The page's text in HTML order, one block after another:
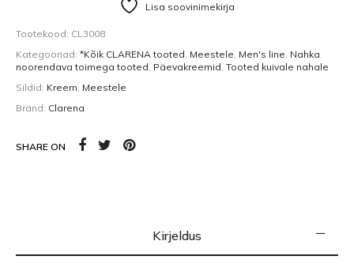
Lisa soovinimekirja
Tootekood: CL3008
Kategooriad: *Kõik CLARENA tooted, Meestele, Men's line, Nahka
noorendava toimega tooted, Päevakreemid, Tooted kuivale nahale
Sildid: Kreem, Meestele
Bränd: Clarena
SHARE ON
Kirjeldus